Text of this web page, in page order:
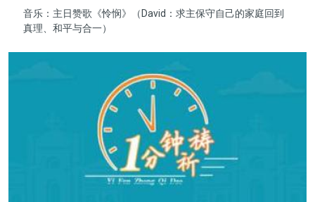
音乐：主日赞歌《怜悯》（David：求主保守自己的家庭回到
真理、和平与合一）